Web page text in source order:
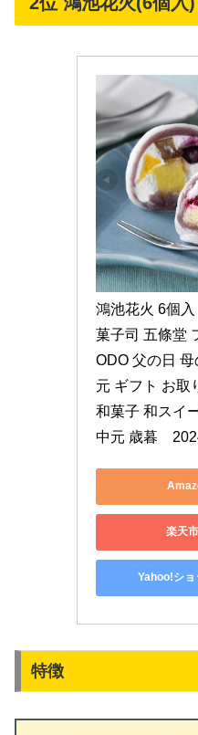
鴻池花火 6個
菓子司 五條堂
ODO 父の日
元 ギフト お取
和菓子 和スイ
中元 歳暮　
楽天
Yahoo!ショ
特徴